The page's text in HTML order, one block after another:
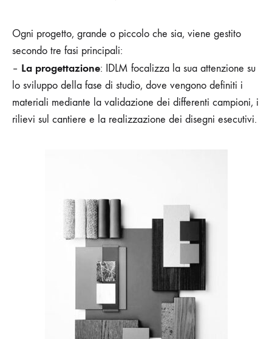
Ogni progetto, grande o piccolo che sia, viene gestito
secondo tre fasi principali:
– La progettazione: IDLM focalizza la sua attenzione su
lo sviluppo della fase di studio, dove vengono definiti i
materiali mediante la validazione dei differenti campioni, i
rilievi sul cantiere e la realizzazione dei disegni esecutivi.